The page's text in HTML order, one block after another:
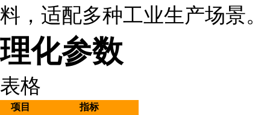
料，适配多种工业生产场景。
理化参数
表格
项目 指标